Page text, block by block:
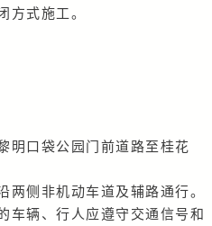
式施工。
明口袋公园门前道路至桂花
侧非机动车道及辅路通行。
车辆、行人应遵守交通信号和